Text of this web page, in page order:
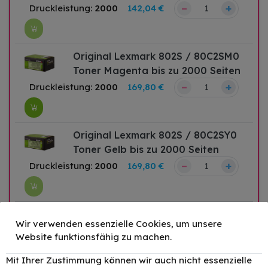
Druckleistung: 2000 142,04 € – +
Original Lexmark 802S / 80C2SM0
Toner Magenta bis zu 2000 Seiten
Druckleistung: 2000 169,80 € – +
Original Lexmark 802S / 80C2SY0
Toner Gelb bis zu 2000 Seiten
Druckleistung: 2000 169,80 € – +
Original Lexmark 802 / 80C20K0
Wir verwenden essenzielle Cookies, um unsere
Website funktionsfähig zu machen.
Mit Ihrer Zustimmung können wir auch nicht essenzielle